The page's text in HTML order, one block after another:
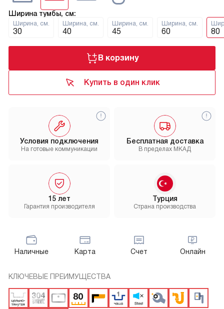
Ширина тумбы, см:
Ширина, см.
30
Ширина, см.
40
Ширина, см.
45
Ширина, см.
60 80
В корзину
Купить в один клик
Бесплатная доставка
В пределах МКАД
15 лет
Гарантия производителя
Условия подключения
На готовые коммуникации
Турция
Страна производства
Наличные Карта Счет Онлайн
КЛЮЧЕВЫЕ ПРЕИМУЩЕСТВА